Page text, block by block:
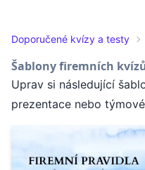
Doporučené kvízy a testy
Šablony firemních
Uprav si následující
prezentace nebo